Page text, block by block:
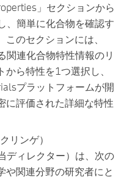
」セクションから
、簡単に化合物を確認す
のセクションには、
連化合物特性情報のリ
ら特性を1つ選択し、
プラットフォームが開
に評価された詳細な特性
リンゲ）
ディレクター）は、次の
や関連分野の研究者にと